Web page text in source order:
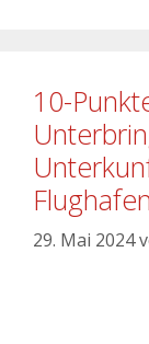
10-
29. Mai 2024